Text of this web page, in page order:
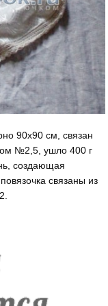
90х90 см, связан
№2,5, ушло 400 г
создающая
связаны из